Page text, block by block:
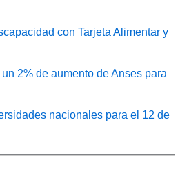
con Tarjeta Alimentar y
2% de aumento de Anses para
nacionales para el 12 de